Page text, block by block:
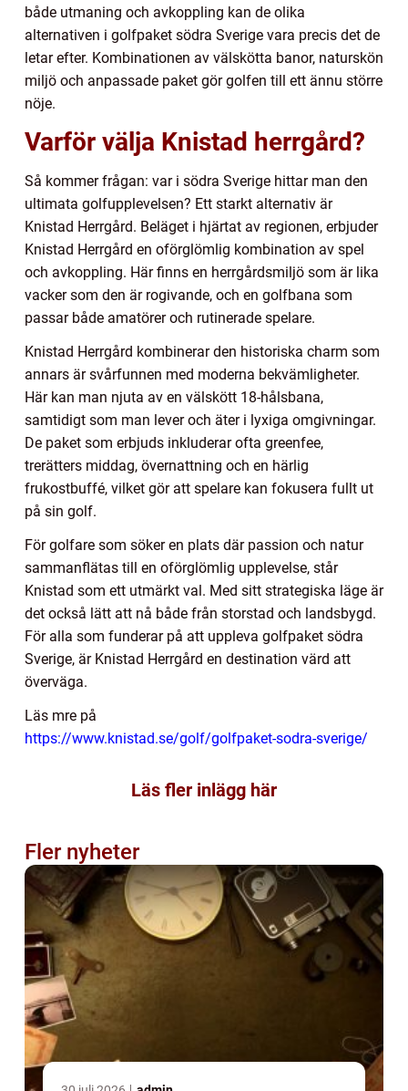
både utmaning och avkoppling kan de olika
alternativen i golfpaket södra Sverige vara precis det de
letar efter. Kombinationen av välskötta banor, naturskön
miljö och anpassade paket gör golfen till ett ännu större
nöje.
Varför välja Knistad herrgård?
Så kommer frågan: var i södra Sverige hittar man den
ultimata golfupplevelsen? Ett starkt alternativ är
Knistad Herrgård. Beläget i hjärtat av regionen, erbjuder
Knistad Herrgård en oförglömlig kombination av spel
och avkoppling. Här finns en herrgårdsmiljö som är lika
vacker som den är rogivande, och en golfbana som
passar både amatörer och rutinerade spelare.
Knistad Herrgård kombinerar den historiska charm som
annars är svårfunnen med moderna bekvämligheter.
Här kan man njuta av en välskött 18-hålsbana,
samtidigt som man lever och äter i lyxiga omgivningar.
De paket som erbjuds inkluderar ofta greenfee,
trerätters middag, övernattning och en härlig
frukostbuffé, vilket gör att spelare kan fokusera fullt ut
på sin golf.
För golfare som söker en plats där passion och natur
sammanflätas till en oförglömlig upplevelse, står
Knistad som ett utmärkt val. Med sitt strategiska läge är
det också lätt att nå både från storstad och landsbygd.
För alla som funderar på att uppleva golfpaket södra
Sverige, är Knistad Herrgård en destination värd att
överväga.
Läs mre på
https://www.knistad.se/golf/golfpaket-sodra-sverige/
Läs fler inlägg här
Fler nyheter